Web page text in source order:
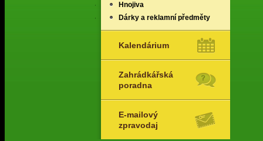
Hnojiva
Dárky a reklamní předměty
Kalendárium
Zahrádkářská
poradna
E-mailový
zpravodaj